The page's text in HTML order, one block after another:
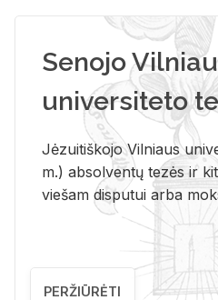
Senojo
universiteto
Jėzuitiškojo Vilniaus
m.) absolventų tezės ir
viešam disputui arba
PERŽIŪRĖTI